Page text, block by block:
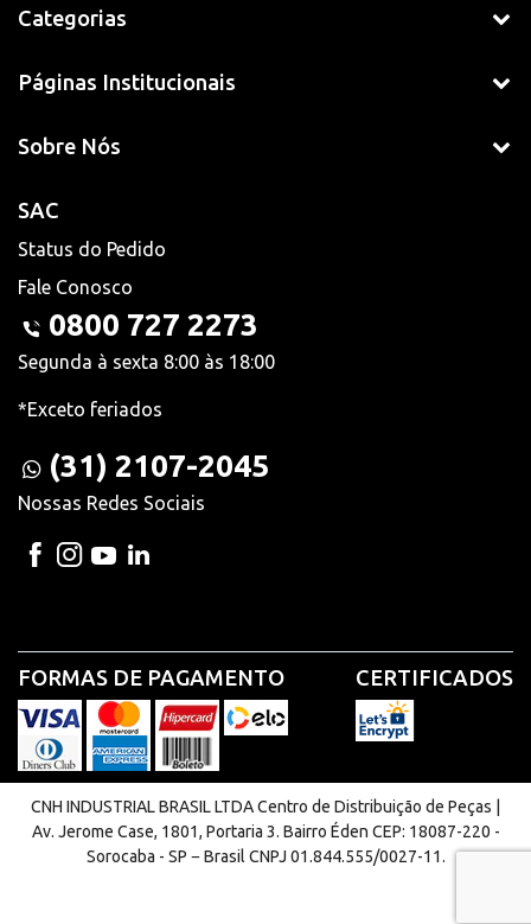
Categorias
Páginas Institucionais
Sobre Nós
SAC
Status do Pedido
Fale Conosco
0800 727 2273
Segunda à sexta 8:00 às 18:00
*Exceto feriados
(31) 2107-2045
Nossas Redes Sociais
FORMAS DE PAGAMENTO CERTIFICADOS
CNH INDUSTRIAL BRASIL LTDA Centro de Distribuição de Peças |
Av. Jerome Case, 1801, Portaria 3. Bairro Éden CEP: 18087-220 -
Sorocaba - SP − Brasil CNPJ 01.844.555/0027-11.